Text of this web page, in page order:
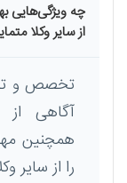
چه ویژگی‌هایی
از سایر وکلا
تخصص و
آگاهی از
همچنین
را از سایر